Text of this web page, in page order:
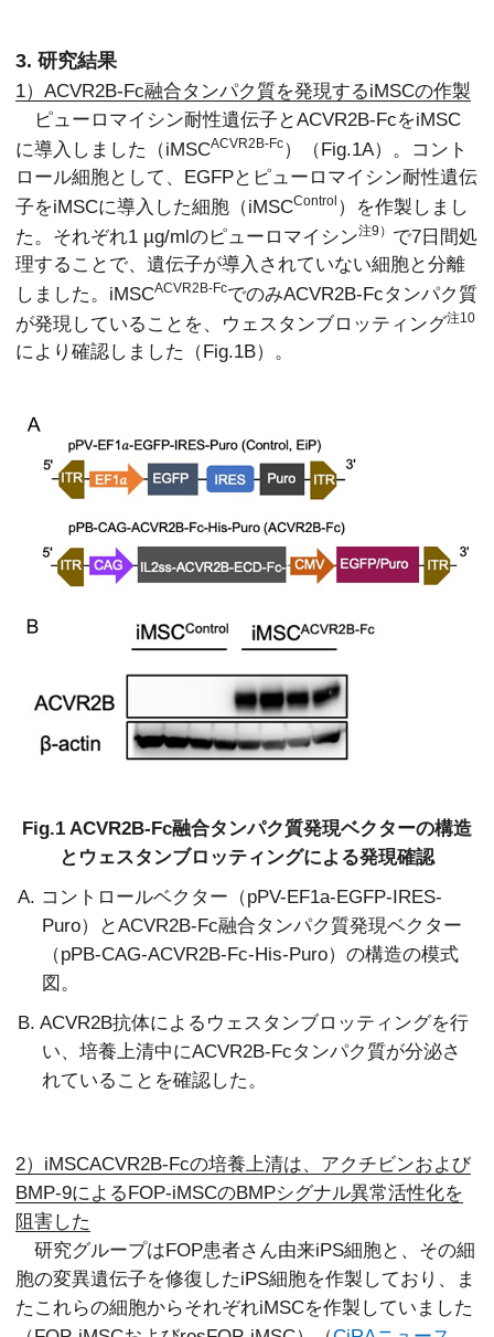
3. 研究結果
1）ACVR2B-Fc融合タンパク質を発現するiMSCの作製
ピューロマイシン耐性遺伝子とACVR2B-FcをiMSC
に導入しました（iMSCACVR2B-Fc）（Fig.1A）。コント
ロール細胞として、EGFPとピューロマイシン耐性遺伝
子をiMSCに導入した細胞（iMSCControl ）を作製しまし
た。それぞれ1 µg/mlのピューロマイシン注9） で7日間処
理することで、遺伝子が導入されていない細胞と分離
しました。iMSCACVR2B-FcでのみACVR2B-Fcタンパク質
が発現していることを、ウェスタンブロッティング注10
により確認しました（Fig.1B）。
Fig.1 ACVR2B-Fc融合タンパク質発現ベクターの構造
とウェスタンブロッティングによる発現確認
A. コントロールベクター（pPV-EF1a-EGFP-IRES-
Puro）とACVR2B-Fc融合タンパク質発現ベクター
（pPB-CAG-ACVR2B-Fc-His-Puro）の構造の模式
図。
B. ACVR2B抗体によるウェスタンブロッティングを行
い、培養上清中にACVR2B-Fcタンパク質が分泌さ
れていることを確認した。
2）iMSCACVR2B-Fcの培養上清は、アクチビンおよび
BMP-9によるFOP-iMSCのBMPシグナル異常活性化を
阻害した
研究グループはFOP患者さん由来iPS細胞と、その細
胞の変異遺伝子を修復したiPS細胞を作製しており、ま
たこれらの細胞からそれぞれiMSCを作製していました